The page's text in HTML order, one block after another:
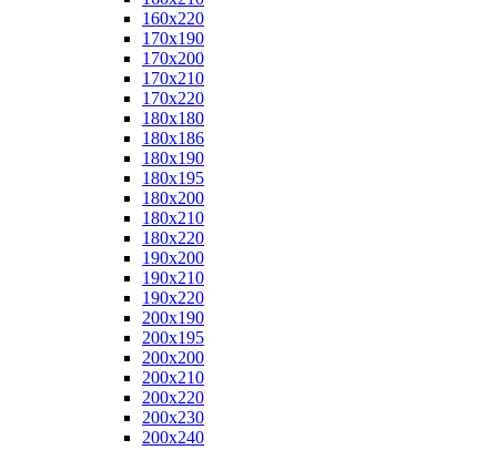
160x220
170x190
170x200
170x210
170x220
180x180
180x186
180x190
180x195
180x200
180x210
180x220
190x200
190x210
190x220
200x190
200x195
200x200
200x210
200x220
200x230
200x240